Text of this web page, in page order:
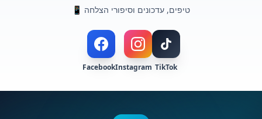
טיפים, עדכונים וסיפורי הצלחה 📱
TikTok
Instagram
Facebook